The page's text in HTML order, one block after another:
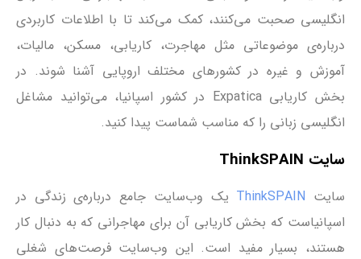
انگلیسی صحبت می‌کنند، کمک می‌کند تا با اطلاعات کاربردی
درباره‌ی موضوعاتی مثل مهاجرت، کاریابی، مسکن، مالیات،
آموزش و غیره در کشورهای مختلف اروپایی آشنا شوند. در
بخش کاریابی Expatica در کشور اسپانیا، می‌توانید مشاغل
انگلیسی زبانی را که مناسب شماست پیدا کنید.
سایت ThinkSPAIN
سایت ThinkSPAIN یک وب‌سایت جامع درباره‌ی زندگی در
اسپانیاست که بخش کاریابی آن برای مهاجرانی که به دنبال کار
هستند، بسیار مفید است. این وب‌سایت فرصت‌های شغلی